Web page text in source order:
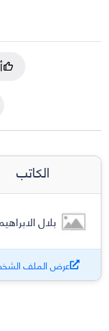
الكاتب
بلال
عرض الملف